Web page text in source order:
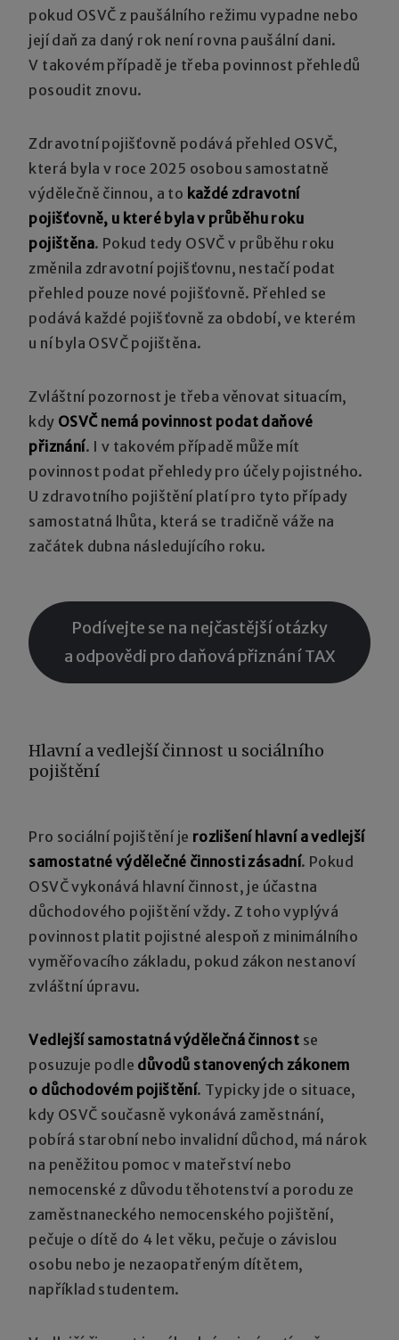
pokud OSVČ z paušálního režimu vypadne nebo
její daň za daný rok není rovna paušální dani.
V takovém případě je třeba povinnost přehledů
posoudit znovu.
Zdravotní pojišťovně podává přehled OSVČ,
která byla v roce 2025 osobou samostatně
výdělečně činnou, a to každé zdravotní
pojišťovně, u které byla v průběhu roku
pojištěna. Pokud tedy OSVČ v průběhu roku
změnila zdravotní pojišťovnu, nestačí podat
přehled pouze nové pojišťovně. Přehled se
podává každé pojišťovně za období, ve kterém
u ní byla OSVČ pojištěna.
Zvláštní pozornost je třeba věnovat situacím,
kdy OSVČ nemá povinnost podat daňové
přiznání. I v takovém případě může mít
povinnost podat přehledy pro účely pojistného.
U zdravotního pojištění platí pro tyto případy
samostatná lhůta, která se tradičně váže na
začátek dubna následujícího roku.
Podívejte se na nejčastější otázky
a odpovědi pro daňová přiznání TAX
Hlavní a vedlejší činnost u sociálního
pojištění
Pro sociální pojištění je rozlišení hlavní a vedlejší
samostatné výdělečné činnosti zásadní. Pokud
OSVČ vykonává hlavní činnost, je účastna
důchodového pojištění vždy. Z toho vyplývá
povinnost platit pojistné alespoň z minimálního
vyměřovacího základu, pokud zákon nestanoví
zvláštní úpravu.
Vedlejší samostatná výdělečná činnost se
posuzuje podle důvodů stanovených zákonem
o důchodovém pojištění. Typicky jde o situace,
kdy OSVČ současně vykonává zaměstnání,
pobírá starobní nebo invalidní důchod, má nárok
na peněžitou pomoc v mateřství nebo
nemocenské z důvodu těhotenství a porodu ze
zaměstnaneckého nemocenského pojištění,
pečuje o dítě do 4 let věku, pečuje o závislou
osobu nebo je nezaopatřeným dítětem,
například studentem.